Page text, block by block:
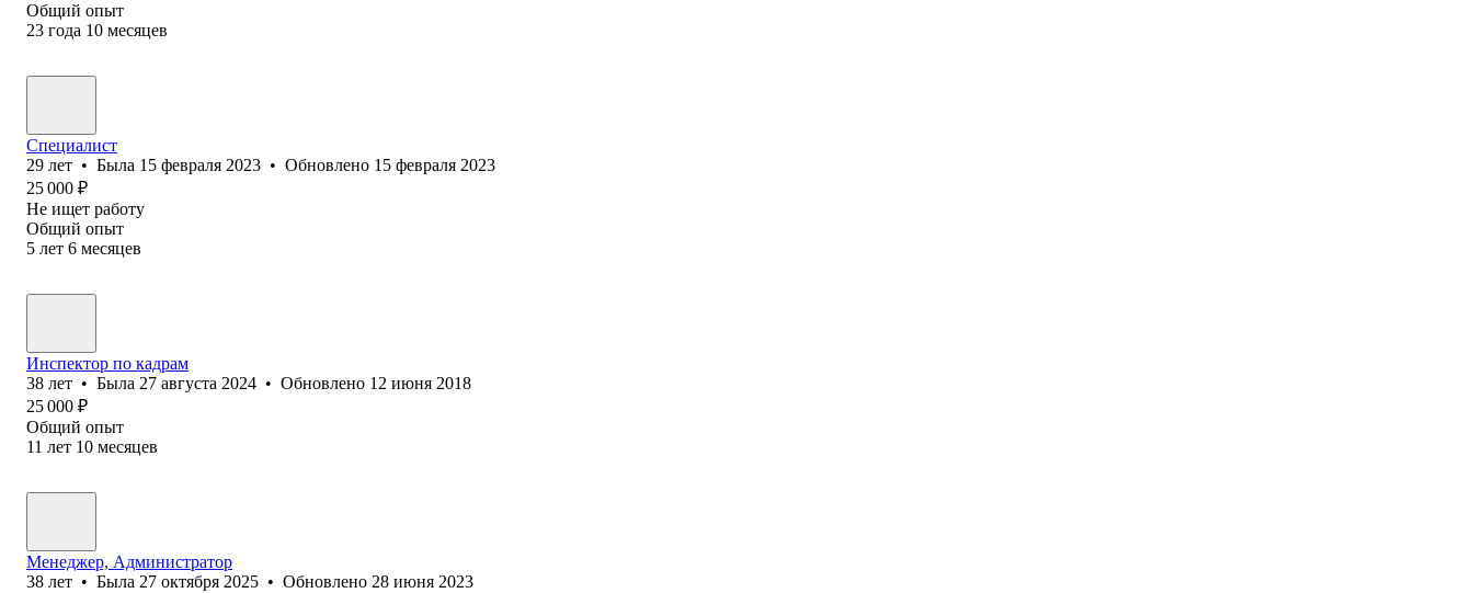
Общий опыт
23 года 10 месяцев
Специалист
29 лет • Была 15 февраля 2023 • Обновлено 15 февраля 2023
25 000 ₽
Не ищет работу
Общий опыт
5 лет 6 месяцев
Инспектор по кадрам
38 лет • Была 27 августа 2024 • Обновлено 12 июня 2018
25 000 ₽
Общий опыт
11 лет 10 месяцев
Менеджер, Администратор
38 лет • Была 27 октября 2025 • Обновлено 28 июня 2023